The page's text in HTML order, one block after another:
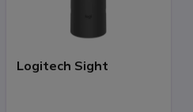
Logitech Sight